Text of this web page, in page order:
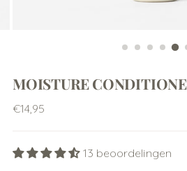
MOISTURE
Normale
€14,95
13 beoordelingen